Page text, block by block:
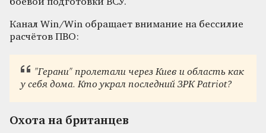
Канал Win/Win обращает внимание на бессилие
расчётов ПВО:
"Герани" пролетали через Киев и область как
у себя дома. Кто украл последний ЗРК Patriot?
Охота на британцев